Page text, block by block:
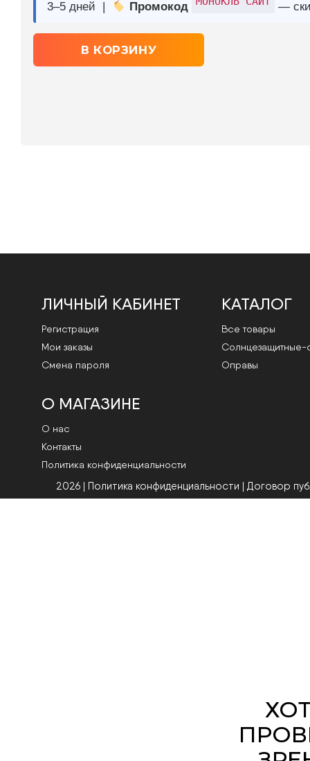
ЛИЧНЫЙ КАБИНЕТ
Регистрация
Мои заказы
Смена пароля
КАТАЛОГ
Все товары
Cолнцезащитные-
Оправы
О МАГАЗИНЕ
О нас
Контакты
Политика конфиденциальности
2026 | Политика конфиденциальности | Договор
Оптика